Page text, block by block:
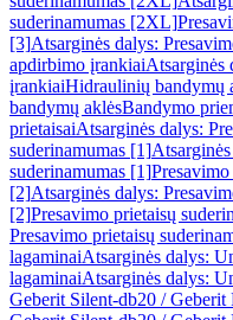
suderinamumas [2XL]
[3]Atsarginės dalys:
apdirbimo įrankiaiAtsarginės
įrankiaiHidraulinių bandymų
bandymų aklėsBandymo
prietaisaiAtsarginės dalys:
suderinamumas [1]
suderinamumas [1]
[2]Atsarginės dalys:
[2]Presavimo prietaisų
Presavimo prietaisų
lagaminaiAtsarginės dalys:
lagaminaiAtsarginės dalys:
Geberit Silent-db20 / Geberit